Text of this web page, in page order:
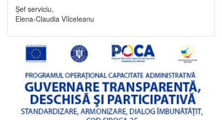
Șef serviciu,
Elena-Claudia Vîlceleanu